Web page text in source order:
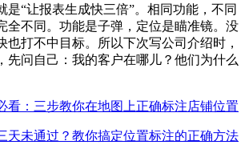
是“让报表生成快三倍”。相同功能，不同
全不同。功能是子弹，定位是瞄准镜。没
也打不中目标。所以下次写公司介绍时，
先问自己：我的客户在哪儿？他们为什么
看：三步教你在地图上正确标注店铺位置
天未通过？教你搞定位置标注的正确方法